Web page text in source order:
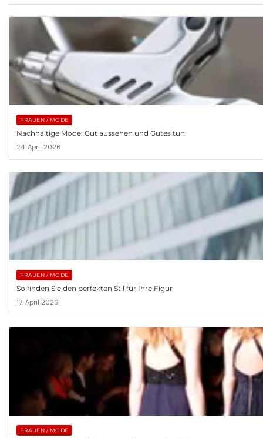
FRAUEN / MODE
Nachhaltige Mode: Gut aussehen und Gutes tun
24. April 2026
FRAUEN / MODE
So finden Sie den perfekten Stil für Ihre Figur
17. April 2026
FRAUEN / MODE